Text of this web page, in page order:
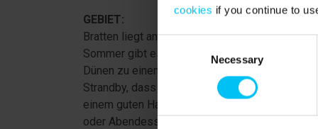
cookies if you continue to
Selection
Necessary
GEBIET:
Bratten liegt an der Ostküste im nördlichsten
Sommer gibt es hier einen Kaufmann, eine
Dünen zu einem 80 m langen Badesteg mit
Strandby, dass nur ein paar Kilometer von
einem guten Hafenmilieu. Das Lebenselixier
oder Abendessen in einem der Restaurants.